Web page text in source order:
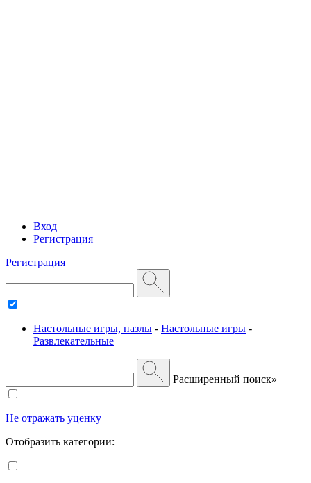
Вход
Регистрация
Регистрация
Настольные игры, пазлы - Настольные игры -
Развлекательные
Расширенный поиск»
Не отражать уценку
Отобразить категории: